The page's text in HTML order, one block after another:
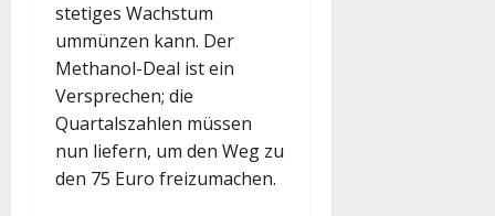
stetiges Wachstum
ummünzen kann. Der
Methanol-Deal ist ein
Versprechen; die
Quartalszahlen müssen
nun liefern, um den Weg zu
den 75 Euro freizumachen.